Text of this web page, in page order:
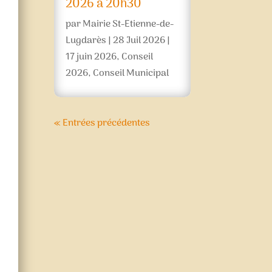
2026 à 20h30
parMairie St-Etienne-de-
Lugdarès|28 Juil 2026|
17 juin 2026, Conseil
2026, Conseil Municipal
« Entrées précédentes